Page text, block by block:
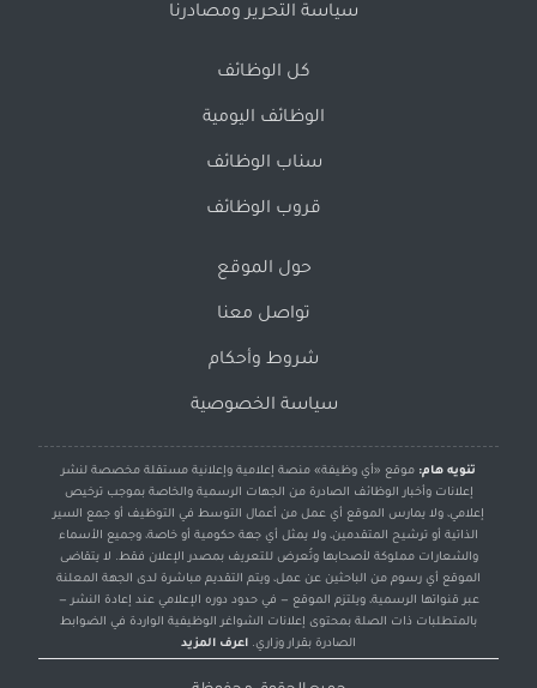
سياسة التحرير ومصادرنا
كل الوظائف
الوظائف اليومية
سناب الوظائف
قروب الوظائف
حول الموقع
تواصل معنا
شروط وأحكام
سياسة الخصوصية
تنويه هام: موقع «أي وظيفة» منصة إعلامية وإعلانية مستقلة مخصصة لنشر
إعلانات وأخبار الوظائف الصادرة من الجهات الرسمية والخاصة بموجب ترخيص
إعلامي، ولا يمارس الموقع أي عمل من أعمال التوسط في التوظيف أو جمع السير
الذاتية أو ترشيح المتقدمين، ولا يمثل أي جهة حكومية أو خاصة، وجميع الأسماء
والشعارات مملوكة لأصحابها وتُعرض للتعريف بمصدر الإعلان فقط. لا يتقاضى
الموقع أي رسوم من الباحثين عن عمل، ويتم التقديم مباشرة لدى الجهة المعلنة
عبر قنواتها الرسمية، ويلتزم الموقع — في حدود دوره الإعلامي عند إعادة النشر —
بالمتطلبات ذات الصلة بمحتوى إعلانات الشواغر الوظيفية الواردة في الضوابط
الصادرة بقرار وزاري. اعرف المزيد